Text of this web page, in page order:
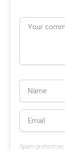
Spam protection: